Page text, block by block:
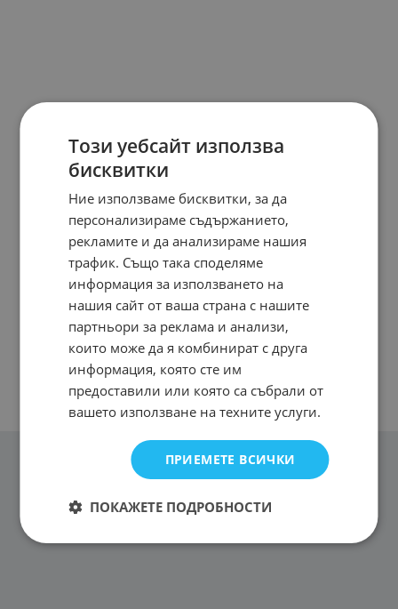
Този уебсайт използва
бисквитки
Ние използваме бисквитки, за да
персонализираме съдържанието,
рекламите и да анализираме нашия
трафик. Също така споделяме
информация за използването на
нашия сайт от ваша страна с нашите
партньори за реклама и анализи,
които може да я комбинират с друга
информация, която сте им
предоставили или която са събрали от
вашето използване на техните услуги.
ПРИЕМЕТЕ ВСИЧКИ
ПОКАЖЕТЕ ПОДРОБНОСТИ